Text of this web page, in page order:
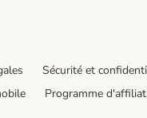
Sécurité et
Programme